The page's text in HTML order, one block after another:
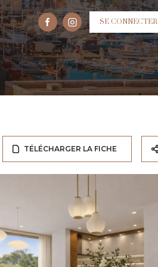
SE CONNECTER
TÉLÉCHARGER LA FICHE